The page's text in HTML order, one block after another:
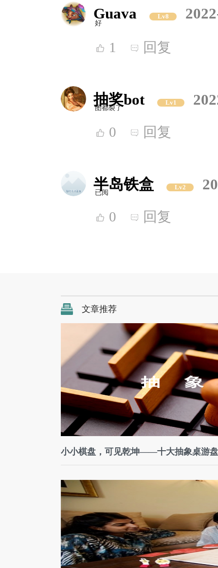
Guava Lv8
好
1 回复
抽奖bot Lv1
图都裂了
0 回复
半岛铁盒 Lv2
已阅
0 回复
文章推荐
小小棋盘，可见乾坤——十大抽象桌游